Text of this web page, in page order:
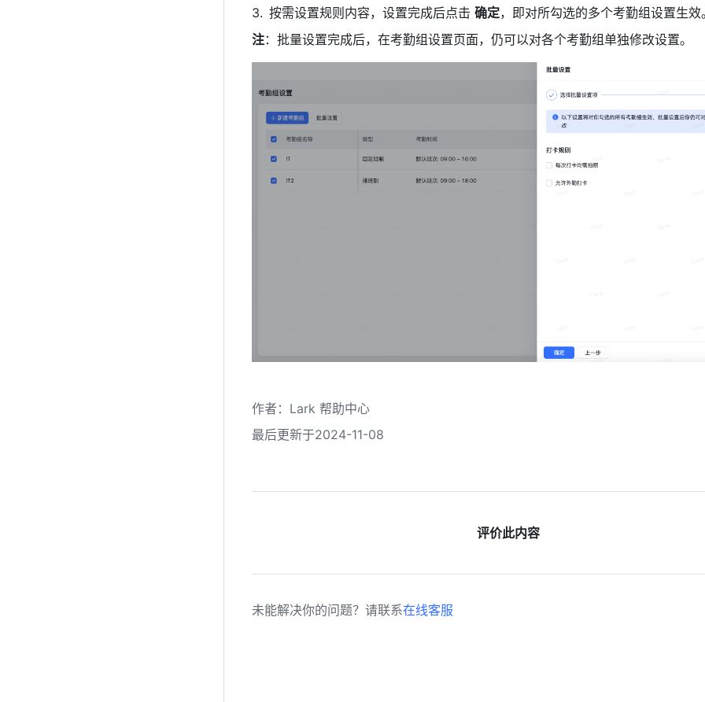
按需设置规则内容， 设置完成后点击 确定， 即对所勾选的多个考勤组设置生效
注：批量设置完成后，在考勤组设置页面，仍可以对各个考勤组单独修改设置。
作者 ： Lark 帮助中心
最后更新于2024-11-08
评价此内容
未能解决你的问题？请联系在线客服